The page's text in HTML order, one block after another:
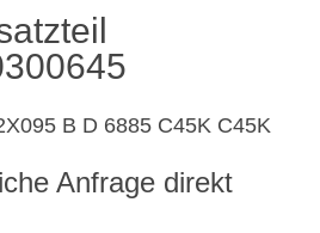
B D 6885 C45K C45K
Anfrage direkt